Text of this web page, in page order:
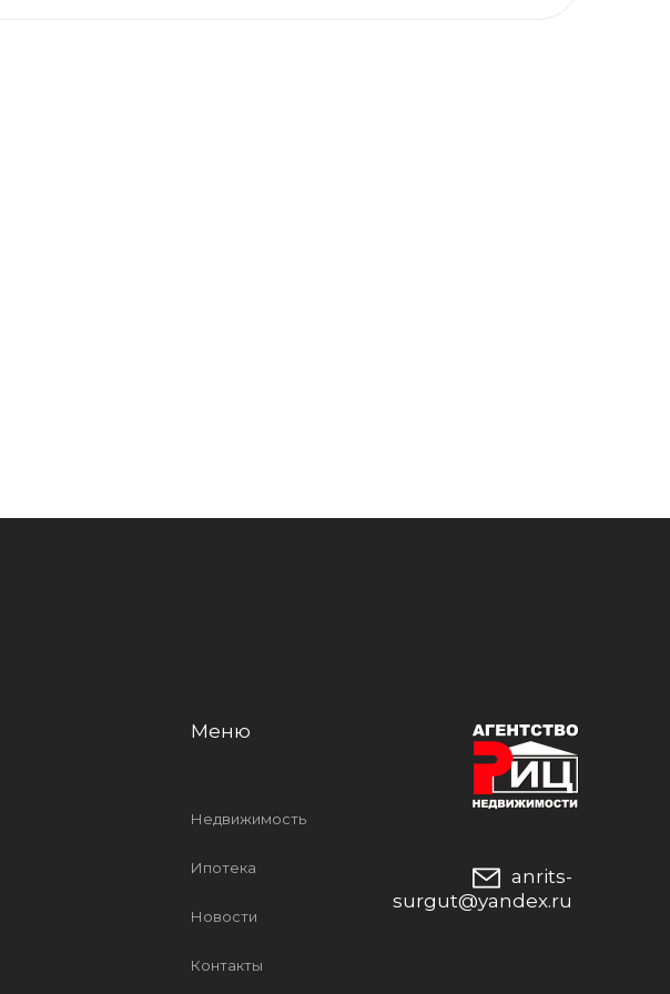
Меню
Недвижимость
Ипотека
Новости
Контакты
anrits-
surgut@yandex.ru